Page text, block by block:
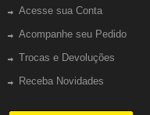
Acesse sua Conta
Acompanhe seu Pedido
Trocas e Devoluções
Receba Novidades